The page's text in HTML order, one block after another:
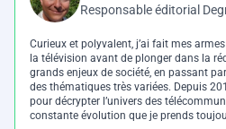
Responsable éditorial
Curieux et polyvalent, j’ai fait mes
la télévision avant de plonger dans la
grands enjeux de société, en passant
des thématiques très variées. Depuis
pour décrypter l’univers des
constante évolution que je prends